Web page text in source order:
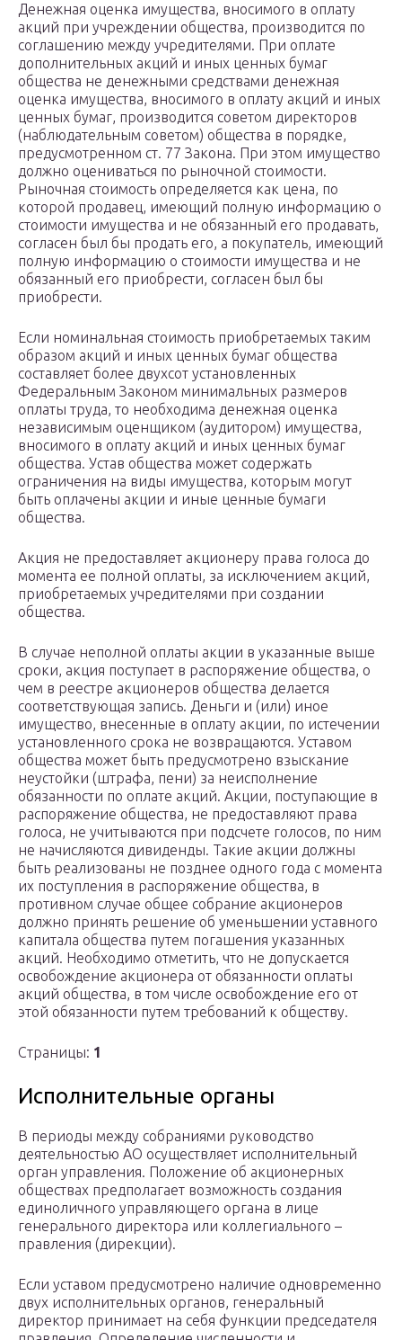
Денежная оценка имущества, вносимого в оплату
акций при учреждении общества, производится по
соглашению между учредителями. При оплате
дополнительных акций и иных ценных бумаг
общества не денежными средствами денежная
оценка имущества, вносимого в оплату акций и иных
ценных бумаг, производится советом директоров
(наблюдательным советом) общества в порядке,
предусмотренном ст. 77 Закона. При этом имущество
должно оцениваться по рыночной стоимости.
Рыночная стоимость определяется как цена, по
которой продавец, имеющий полную информацию о
стоимости имущества и не обязанный его продавать,
согласен был бы продать его, а покупатель, имеющий
полную информацию о стоимости имущества и не
обязанный его приобрести, согласен был бы
приобрести.
Если номинальная стоимость приобретаемых таким
образом акций и иных ценных бумаг общества
составляет более двухсот установленных
Федеральным Законом минимальных размеров
оплаты труда, то необходима денежная оценка
независимым оценщиком (аудитором) имущества,
вносимого в оплату акций и иных ценных бумаг
общества. Устав общества может содержать
ограничения на виды имущества, которым могут
быть оплачены акции и иные ценные бумаги
общества.
Акция не предоставляет акционеру права голоса до
момента ее полной оплаты, за исключением акций,
приобретаемых учредителями при создании
общества.
В случае неполной оплаты акции в указанные выше
сроки, акция поступает в распоряжение общества, о
чем в реестре акционеров общества делается
соответствующая запись. Деньги и (или) иное
имущество, внесенные в оплату акции, по истечении
установленного срока не возвращаются. Уставом
общества может быть предусмотрено взыскание
неустойки (штрафа, пени) за неисполнение
обязанности по оплате акций. Акции, поступающие в
распоряжение общества, не предоставляют права
голоса, не учитываются при подсчете голосов, по ним
не начисляются дивиденды. Такие акции должны
быть реализованы не позднее одного года с момента
их поступления в распоряжение общества, в
противном случае общее собрание акционеров
должно принять решение об уменьшении уставного
капитала общества путем погашения указанных
акций. Необходимо отметить, что не допускается
освобождение акционера от обязанности оплаты
акций общества, в том числе освобождение его от
этой обязанности путем требований к обществу.
Страницы: 1
Исполнительные органы
В периоды между собраниями руководство
деятельностью АО осуществляет исполнительный
орган управления. Положение об акционерных
обществах предполагает возможность создания
единоличного управляющего органа в лице
генерального директора или коллегиального –
правления (дирекции).
Если уставом предусмотрено наличие одновременно
двух исполнительных органов, генеральный
директор принимает на себя функции председателя